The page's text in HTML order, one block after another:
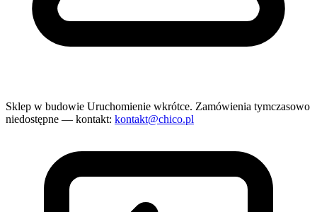
Sklep w budowie Uruchomienie wkrótce. Zamówienia tymczasowo
niedostępne — kontakt: kontakt@chico.pl